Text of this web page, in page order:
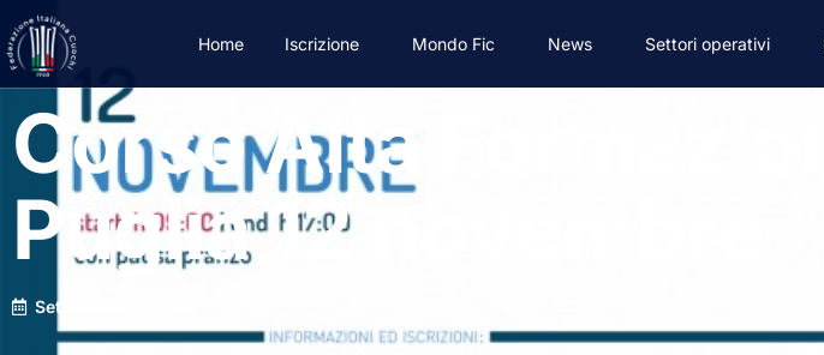
Home Iscrizione Mondo Fic News Settori operativi
Corso Alta
Puglia 12 novembre
Settembre 25, 2018